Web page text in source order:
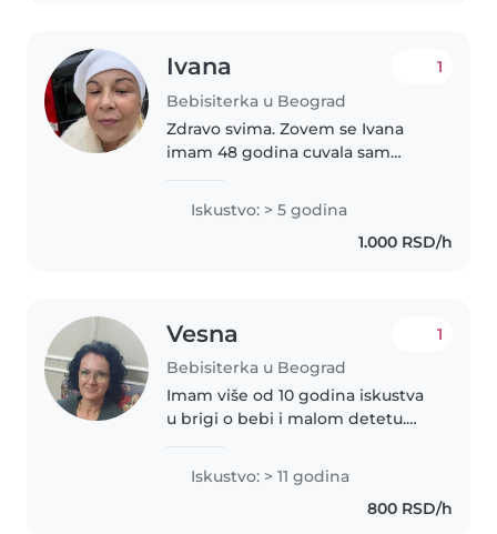
Ivana
Bebisiterka u Beograd
1
Zdravo svima. Zovem se Ivana
imam 48 godina cuvala sam
troje dece ( jedno dete mi je
osnovac tako da mogu cuvati i
Iskustvo: > 5 godina
1.000 RSD/h
Vesna
Bebisiterka u Beograd
1
Imam više od 10 godina iskustva
u brigi o bebi i malom detetu.
gimnaziju. Volim da crtam, čitam
i igram se sa decom. Moja deca
su odrasla, ali volim da se..
Iskustvo: > 11 godina
800 RSD/h